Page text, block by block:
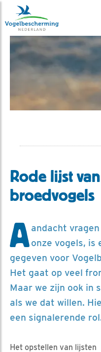
Rode lijst
broedvogels
Aandacht
onze vogels, is
gegeven voor
Het gaat op veel
Maar we zijn ook in
als we dat willen.
een signalerende
Het opstellen van lijsten